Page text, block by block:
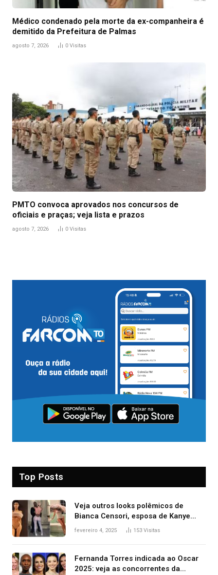
Médico condenado pela morte da ex-companheira é
demitido da Prefeitura de Palmas
agosto 7, 2026 0 Visitas
PMTO convoca aprovados nos concursos de
oficiais e praças; veja lista e prazos
agosto 7, 2026 0 Visitas
Top Posts
Veja outros looks polêmicos de
Bianca Censori, esposa de Kanye
West que apareceu nua no Grammy
fevereiro 4, 2025 153 Visitas
Fernanda Torres indicada ao Oscar
2025: veja as concorrentes da